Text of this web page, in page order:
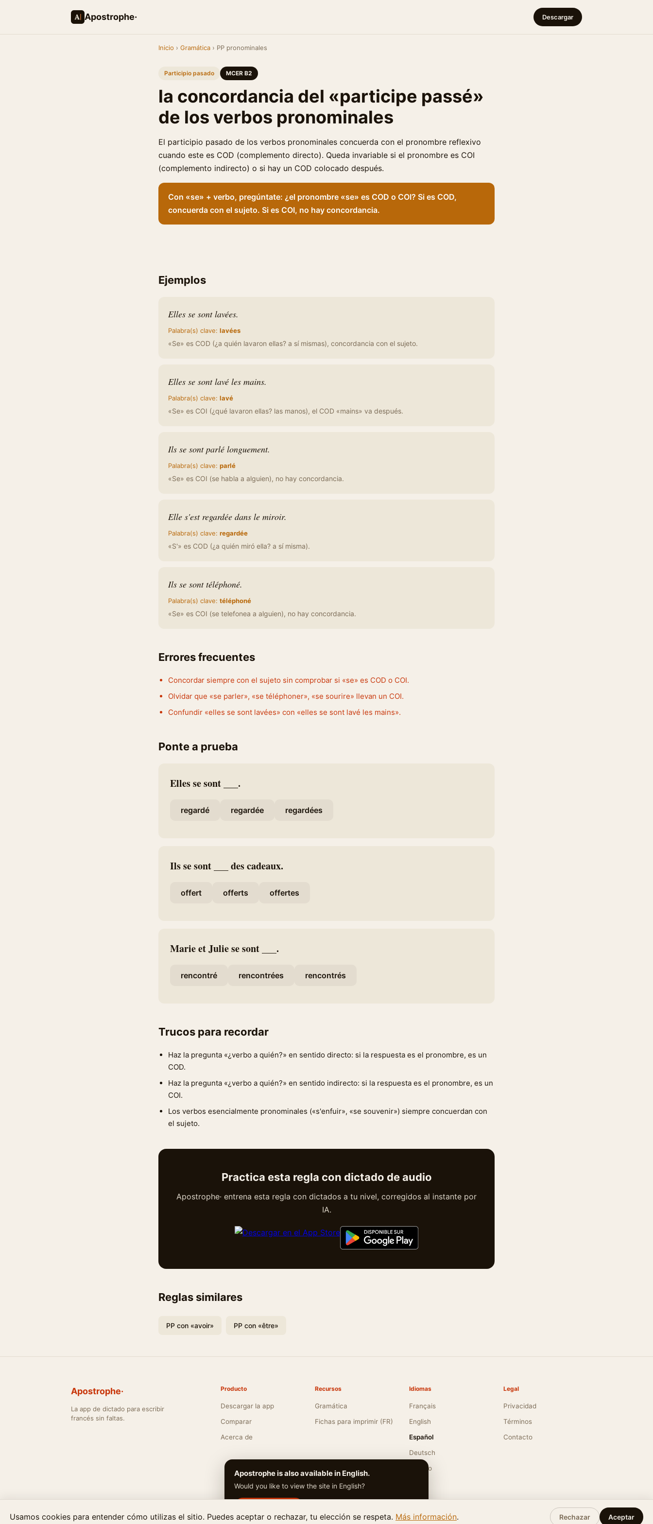
Apostrophe· Descargar
Inicio › Gramática › PP pronominales
Participio pasado MCER B2
la concordancia del «participe passé»
de los verbos pronominales
El participio pasado de los verbos pronominales concuerda con el pronombre reflexivo
cuando este es COD (complemento directo). Queda invariable si el pronombre es COI
(complemento indirecto) o si hay un COD colocado después.
Con «se» + verbo, pregúntate: ¿el pronombre «se» es COD o COI? Si es COD,
concuerda con el sujeto. Si es COI, no hay concordancia.
Ejemplos
Elles se sont lavées.
Palabra(s) clave: lavées
«Se» es COD (¿a quién lavaron ellas? a sí mismas), concordancia con el sujeto.
Elles se sont lavé les mains.
Palabra(s) clave: lavé
«Se» es COI (¿qué lavaron ellas? las manos), el COD «mains» va después.
Ils se sont parlé longuement.
Palabra(s) clave: parlé
«Se» es COI (se habla a alguien), no hay concordancia.
Elle s'est regardée dans le miroir.
Palabra(s) clave: regardée
«S'» es COD (¿a quién miró ella? a sí misma).
Ils se sont téléphoné.
Palabra(s) clave: téléphoné
«Se» es COI (se telefonea a alguien), no hay concordancia.
Errores frecuentes
Concordar siempre con el sujeto sin comprobar si «se» es COD o COI.
Olvidar que «se parler», «se téléphoner», «se sourire» llevan un COI.
Confundir «elles se sont lavées» con «elles se sont lavé les mains».
Ponte a prueba
Elles se sont ___.
regardé regardée regardées
Ils se sont ___ des cadeaux.
offert offerts offertes
Marie et Julie se sont ___.
rencontré rencontrées rencontrés
Trucos para recordar
Haz la pregunta «¿verbo a quién?» en sentido directo: si la respuesta es el pronombre, es un
COD.
Haz la pregunta «¿verbo a quién?» en sentido indirecto: si la respuesta es el pronombre, es un
COI.
Los verbos esencialmente pronominales («s'enfuir», «se souvenir») siempre concuerdan con
el sujeto.
Practica esta regla con dictado de audio
Apostrophe· entrena esta regla con dictados a tu nivel, corregidos al instante por
IA.
Reglas similares
PP con «avoir» PP con «être»
Apostrophe·
La app de dictado para escribir
francés sin faltas.
Producto
Descargar la app
Comparar
Acerca de
Recursos
Gramática
Fichas para imprimir (FR)
Idiomas
Français
English
Español
Deutsch
Italiano
Legal
Privacidad
Términos
Contacto
© 2026LMT Digital Creations. Todos los derechos reservados.·Última actualización: junio 2026
Usamos cookies para entender cómo utilizas el sitio. Puedes aceptar o rechazar, tu elección se respeta. Más información. Rechazar Aceptar
Apostrophe is also available in English.
Would you like to view the site in English?